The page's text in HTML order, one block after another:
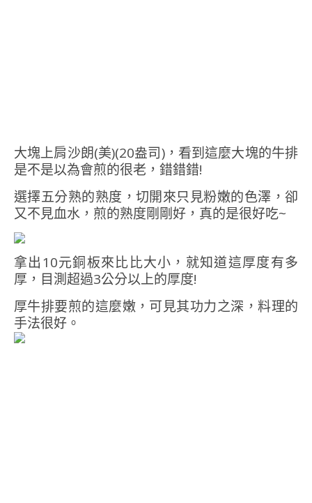
大塊上肩沙朗(美)(20盎司)，看到這麼大塊的牛排
是不是以為會煎的很老，錯錯錯!
選擇五分熟的熟度，切開來只見粉嫩的色澤，卻
又不見血水，煎的熟度剛剛好，真的是很好吃~
拿出10元銅板來比比大小，就知道這厚度有多
厚，目測超過3公分以上的厚度!
厚牛排要煎的這麼嫩，可見其功力之深，料理的
手法很好。